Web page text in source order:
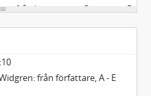
Svensson, Roland (med pressklipp och tryck).
från från övriga, A - G
från från övriga, H - R
övriga, S - Ö, samt oidentifierade avsändare
Byggmästar Solness, Meteoren
från författare, A - E